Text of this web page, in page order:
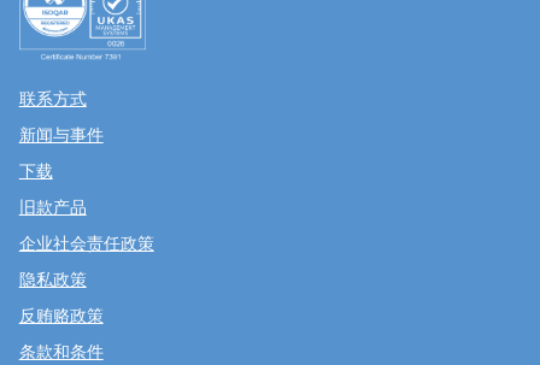
联系方式
新闻与事件
下载
旧款产品
企业社会责任政策
隐私政策
反贿赂政策
条款和条件